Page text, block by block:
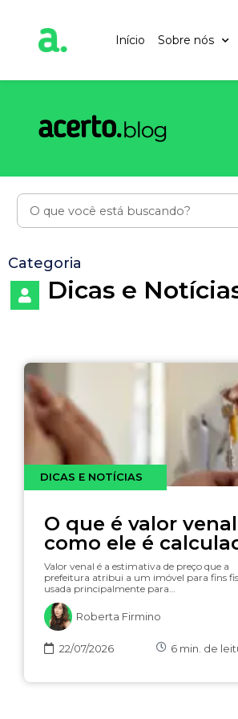
Início Sobre nós
Categoria
Dicas e
DICAS E NOTÍCIAS
O que é valor
como ele é
Valor venal é a estimativa de preço que a
prefeitura atribui a um imóvel para fins
usada principalmente para…
Roberta Firmino
22/07/2026 6 min. de